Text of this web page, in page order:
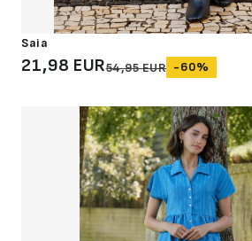
Saia
21,98 EUR54,95 EUR -60%